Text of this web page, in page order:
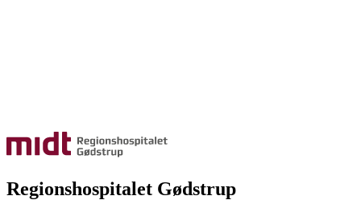
Regionshospitalet Gødstrup